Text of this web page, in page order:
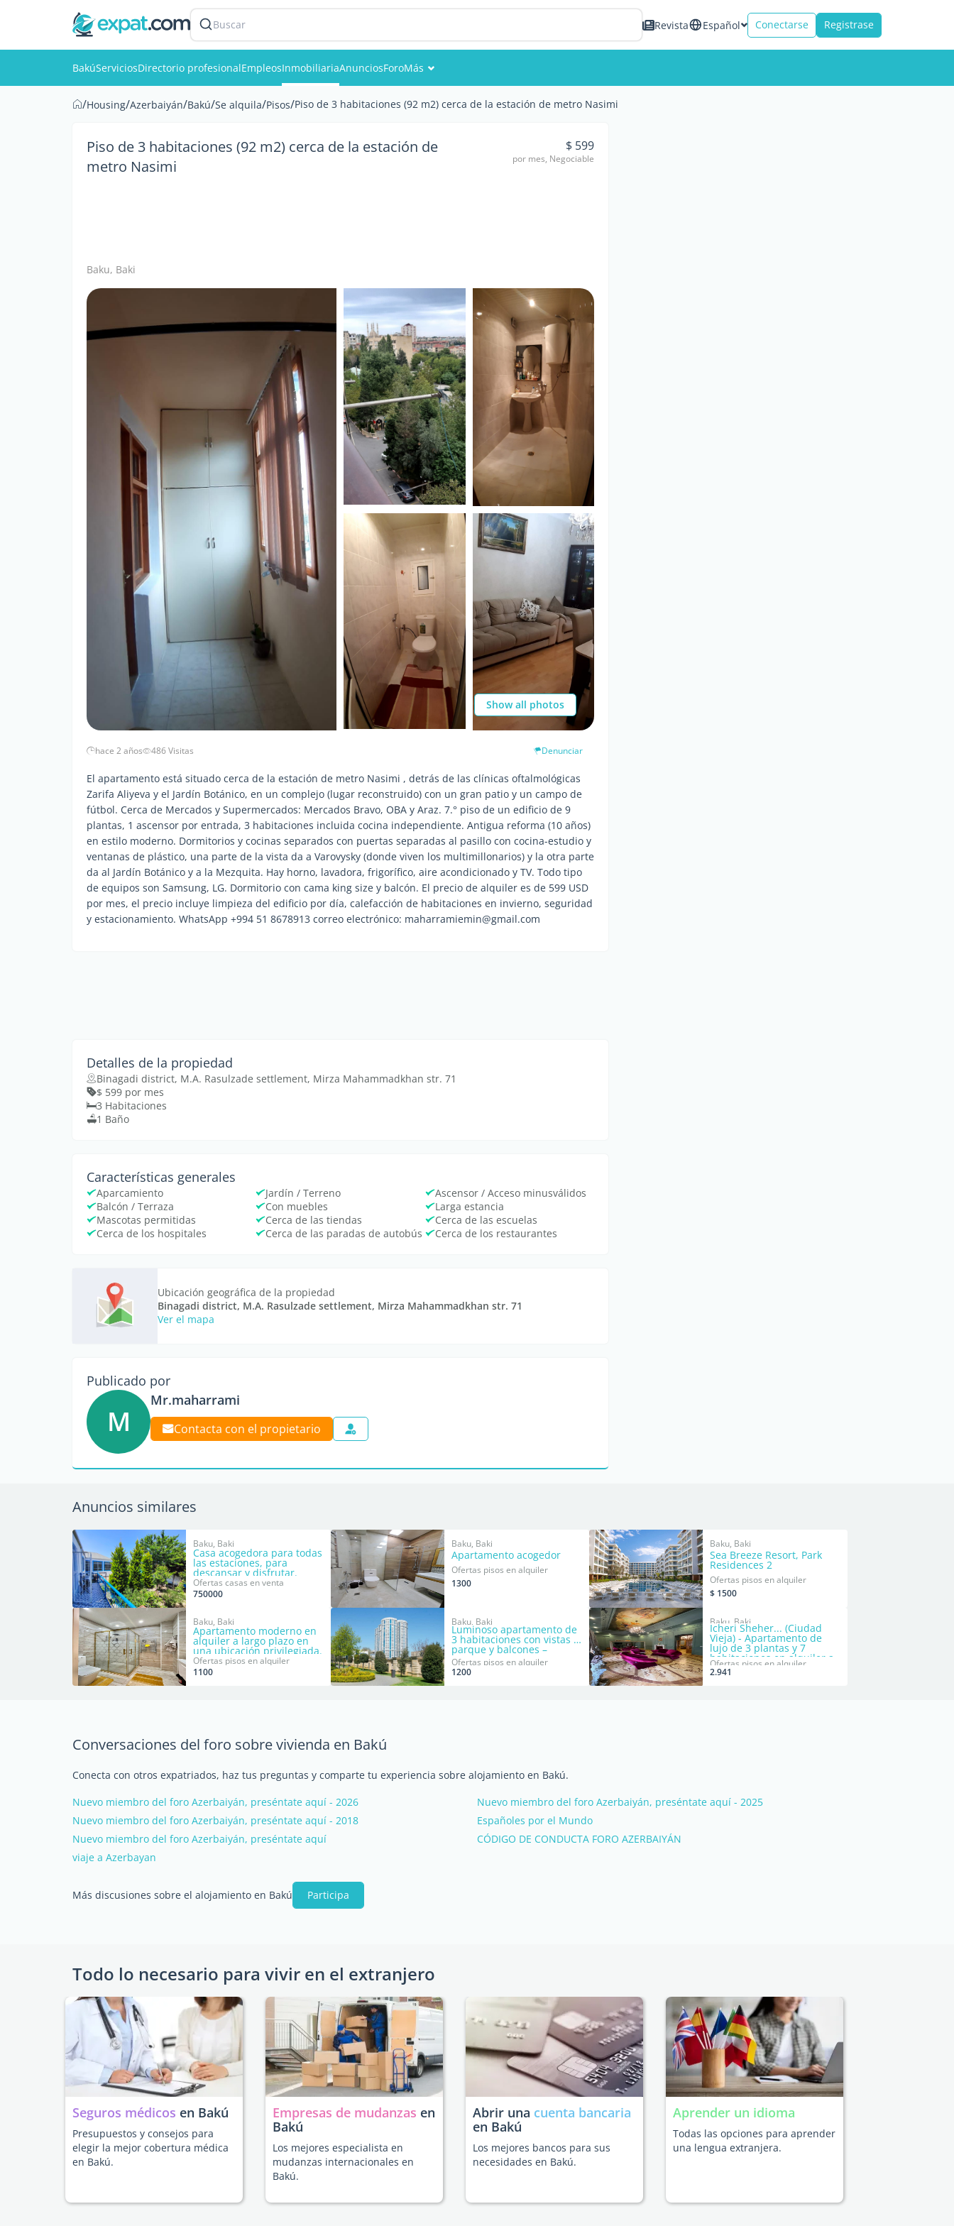
Buscar Revista Español Conectarse Registrase
BakúServiciosDirectorio profesionalEmpleosInmobiliariaAnunciosForoMás
Eventos
/Housing/Azerbaiyán/Bakú/Se alquila/Pisos/Piso de 3 habitaciones (92 m2) cerca de la estación de metro Nasimi
Piso de 3 habitaciones (92 m2) cerca de la estación de
metro Nasimi
Baku, Baki
$ 599
por mes, Negociable
Show all photos
hace 2 años 486 Visitas Denunciar
El apartamento está situado cerca de la estación de metro Nasimi , detrás de las clínicas oftalmológicas
Zarifa Aliyeva y el Jardín Botánico, en un complejo (lugar reconstruido) con un gran patio y un campo de
fútbol. Cerca de Mercados y Supermercados: Mercados Bravo, OBA y Araz. 7.° piso de un edificio de 9
plantas, 1 ascensor por entrada, 3 habitaciones incluida cocina independiente. Antigua reforma (10 años)
en estilo moderno. Dormitorios y cocinas separados con puertas separadas al pasillo con cocina-estudio y
ventanas de plástico, una parte de la vista da a Varovysky (donde viven los multimillonarios) y la otra parte
da al Jardín Botánico y a la Mezquita. Hay horno, lavadora, frigorífico, aire acondicionado y TV. Todo tipo
de equipos son Samsung, LG. Dormitorio con cama king size y balcón. El precio de alquiler es de 599 USD
por mes, el precio incluye limpieza del edificio por día, calefacción de habitaciones en invierno, seguridad
y estacionamiento. WhatsApp +994 51 8678913 correo electrónico: maharramiemin@gmail.com
Detalles de la propiedad
Binagadi district, M.A. Rasulzade settlement, Mirza Mahammadkhan str. 71
$ 599 por mes
3 Habitaciones
1 Baño
Características generales
Aparcamiento Jardín / Terreno
Ascensor / Acceso minusválidos
Balcón / Terraza
Con muebles
Larga estancia
Mascotas permitidas
Cerca de las tiendas
Cerca de las escuelas
Cerca de los hospitales
Cerca de las paradas de autobús Cerca de los restaurantes
Ubicación geográfica de la propiedad
Binagadi district, M.A. Rasulzade settlement, Mirza Mahammadkhan str. 71
Ver el mapa
Publicado por
M
Mr.maharrami
Contacta con el propietario
Anuncios similares
Baku, Baki
Casa acogedora para todas
las estaciones, para
descansar y disfrutar.
Ofertas casas en venta
750000
Baku, Baki
Apartamento acogedor
Ofertas pisos en alquiler
1300
Baku, Baki
Sea Breeze Resort, Park
Residences 2
Ofertas pisos en alquiler
$ 1500
Baku, Baki
Apartamento moderno en
alquiler a largo plazo en
una ubicación privilegiada.
Ofertas pisos en alquiler
1100
Baku, Baki
Luminoso apartamento de
3 habitaciones con vistas al
parque y balcones –
Yasamal
Ofertas pisos en alquiler
1200
Baku, Baki
Icheri Sheher... (Ciudad
Vieja) - Apartamento de
lujo de 3 plantas y 7
habitaciones en alquiler a
largo plazo
Ofertas pisos en alquiler
2.941
Conversaciones del foro sobre vivienda en Bakú
Conecta con otros expatriados, haz tus preguntas y comparte tu experiencia sobre alojamiento en Bakú.
Nuevo miembro del foro Azerbaiyán, preséntate aquí - 2026
Nuevo miembro del foro Azerbaiyán, preséntate aquí - 2025
Nuevo miembro del foro Azerbaiyán, preséntate aquí - 2018
Españoles por el Mundo
Nuevo miembro del foro Azerbaiyán, preséntate aquí
CÓDIGO DE CONDUCTA FORO AZERBAIYÁN
viaje a Azerbayan
Más discusiones sobre el alojamiento en Bakú Participa
Todo lo necesario para vivir en el extranjero
Seguros médicos en Bakú
Presupuestos y consejos para
elegir la mejor cobertura médica
en Bakú.
Empresas de mudanzas en
Bakú
Los mejores especialista en
mudanzas internacionales en
Bakú.
Abrir una cuenta bancaria
en Bakú
Los mejores bancos para sus
necesidades en Bakú.
Aprender un idioma
Todas las opciones para aprender
una lengua extranjera.